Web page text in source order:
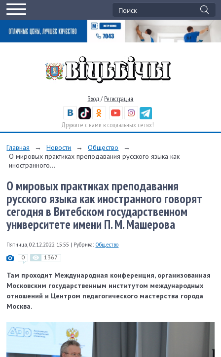
Вход / Регистрация
Дружите с нами в социальных сетях!
Главная → Новости → Общество
→
О мировых практиках преподавания русского языка как
иностранного...
О мировых практиках преподавания
русского языка как иностранного говорят
сегодня в Витебском государственном
университете имени П. М. Машерова
Пятница, 02.12.2022 15:55 | Рубрика: Общество
0 1367
Там проходит Международная конференция, организованная
Московским государственным институтом международных
отношений и Центром педагогического мастерства города
Москва.